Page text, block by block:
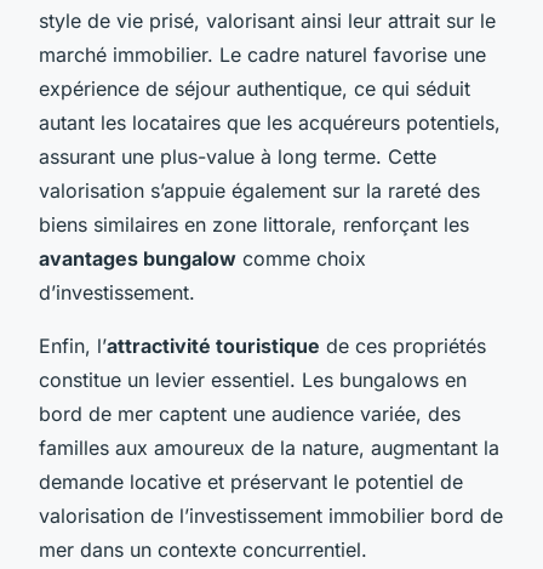
style de vie prisé, valorisant ainsi leur attrait sur le
marché immobilier. Le cadre naturel favorise une
expérience de séjour authentique, ce qui séduit
autant les locataires que les acquéreurs potentiels,
assurant une plus-value à long terme. Cette
valorisation s’appuie également sur la rareté des
biens similaires en zone littorale, renforçant les
avantages bungalow comme choix
d’investissement.
Enfin, l’attractivité touristique de ces propriétés
constitue un levier essentiel. Les bungalows en
bord de mer captent une audience variée, des
familles aux amoureux de la nature, augmentant la
demande locative et préservant le potentiel de
valorisation de l’investissement immobilier bord de
mer dans un contexte concurrentiel.